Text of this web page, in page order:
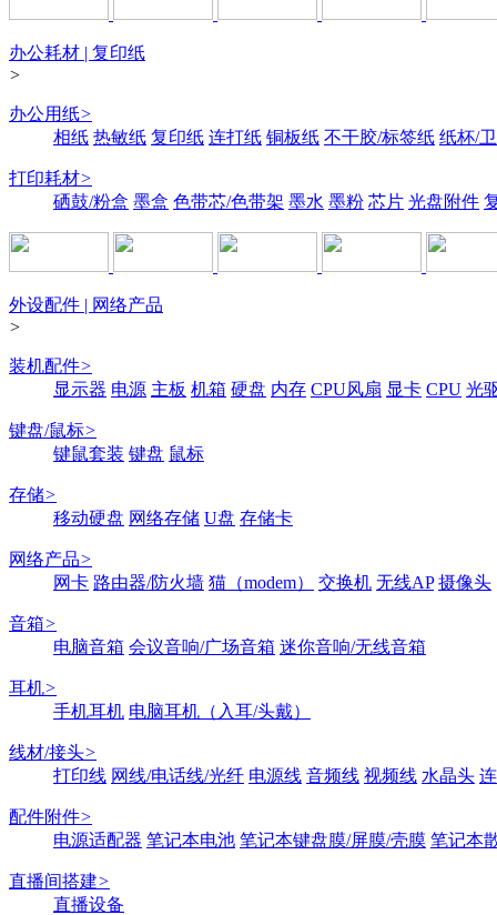
办公耗材 | 复印纸
>
办公用纸>
相纸 热敏纸 复印纸 连打纸 铜板纸 不干胶/标签纸 纸杯/
打印耗材>
硒鼓/粉盒 墨盒 色带芯/色带架 墨水 墨粉 芯片 光盘附件
外设配件 | 网络产品
>
装机配件>
显示器 电源 主板 机箱 硬盘 内存 CPU风扇 显卡 CPU 光
键盘/鼠标>
键鼠套装 键盘 鼠标
存储>
移动硬盘 网络存储 U盘 存储卡
网络产品>
网卡 路由器/防火墙 猫（modem） 交换机 无线AP 摄像头
音箱>
电脑音箱 会议音响/广场音箱 迷你音响/无线音箱
耳机>
手机耳机 电脑耳机（入耳/头戴）
线材/接头>
打印线 网线/电话线/光纤 电源线 音频线 视频线 水晶头
配件附件>
电源适配器 笔记本电池 笔记本键盘膜/屏膜/壳膜 笔记本
直播间搭建>
直播设备